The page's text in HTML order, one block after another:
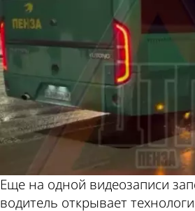
Еще на одной видеозаписи
водитель открывает